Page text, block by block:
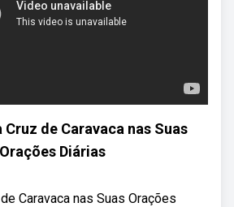
Cruz de Caravaca nas Suas
Orações Diárias
Caravaca nas Suas Orações